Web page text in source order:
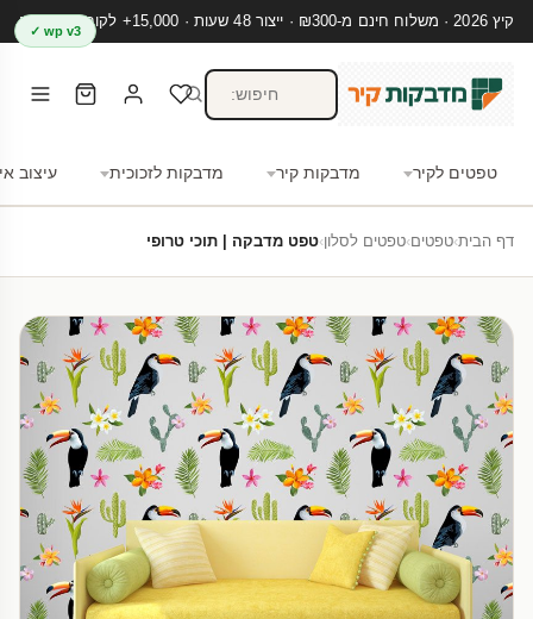
קיץ 2026 · משלוח חינם מ-₪300 · ייצור 48 שעות · 15,000+ לקוחות מרוצים
טפטים לקיר מדבקות קיר מדבקות לזכוכית עיצוב
wp v3 ✓
דף הבית›טפטים›טפטים לסלון›טפט מדבקה | תוכי טרופי